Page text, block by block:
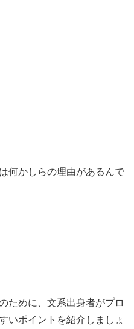
何かしらの理由があるんで
ために、文系出身者がプロ
いポイントを紹介しましょ